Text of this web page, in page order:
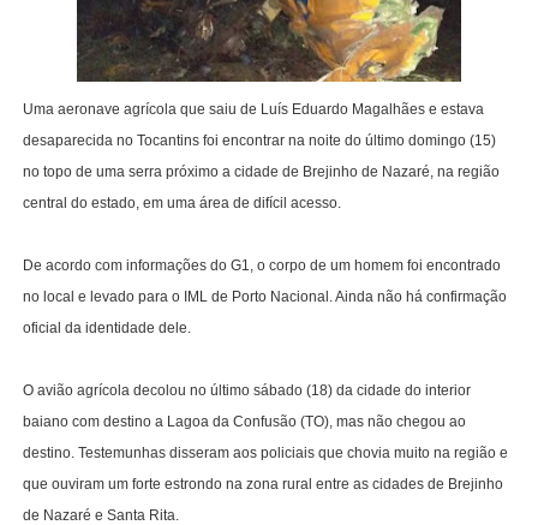
Uma aeronave agrícola que saiu de Luís Eduardo Magalhães e estava
desaparecida no Tocantins foi encontrar na noite do último domingo (15)
no topo de uma serra próximo a cidade de Brejinho de Nazaré, na região
central do estado, em uma área de difícil acesso.
De acordo com informações do G1, o corpo de um homem foi encontrado
no local e levado para o IML de Porto Nacional. Ainda não há confirmação
oficial da identidade dele.
O avião agrícola decolou no último sábado (18) da cidade do interior
baiano com destino a Lagoa da Confusão (TO), mas não chegou ao
destino. Testemunhas disseram aos policiais que chovia muito na região e
que ouviram um forte estrondo na zona rural entre as cidades de Brejinho
de Nazaré e Santa Rita.